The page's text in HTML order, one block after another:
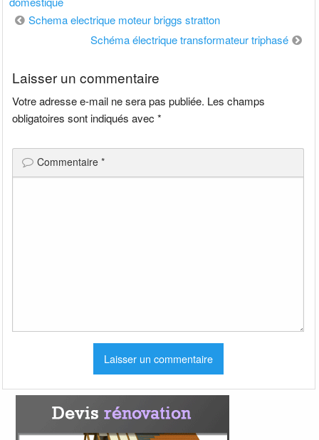
Navigation
Schema electrique moteur briggs stratton
Schéma électrique transformateur triphasé
Laisser un commentaire
Votre adresse e-mail ne sera pas publiée. Les champs
obligatoires sont indiqués avec*
Commentaire*